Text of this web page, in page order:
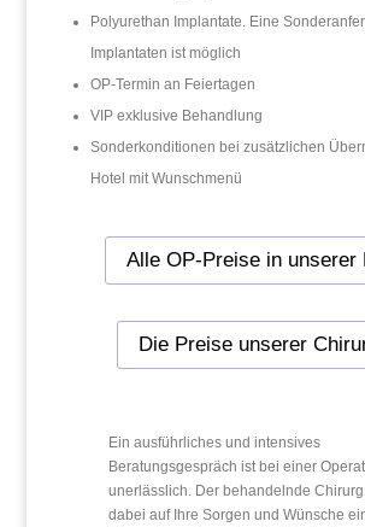
Polyurethan Implantate. Eine
Implantaten ist möglich
OP-Termin an Feiertagen
VIP exklusive Behandlung
Sonderkonditionen bei zusätzlichen
Hotel mit Wunschmenü
Alle OP-Preise in unserer
Die Preise unserer
Ein ausführliches und intensives
Beratungsgespräch ist bei einer
unerlässlich. Der behandelnde
dabei auf Ihre Sorgen und Wünsche